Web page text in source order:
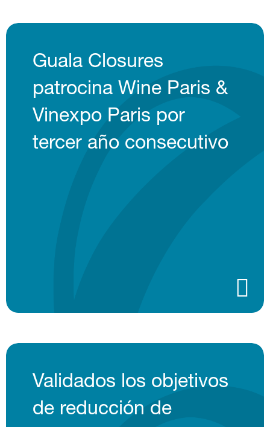
Guala Closures
patrocina Wine Paris &
Vinexpo Paris por
tercer año consecutivo
Validados los objetivos
de reducción de